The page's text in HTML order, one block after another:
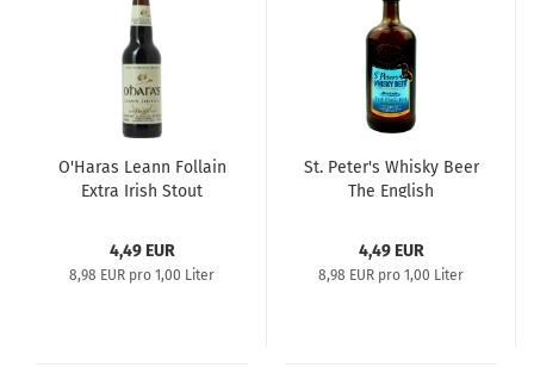
O'Haras Leann Follain
Extra Irish Stout
4,49 EUR
8,98 EUR pro 1,00 Liter
St. Peter's Whisky Beer
The English
4,49 EUR
8,98 EUR pro 1,00 Liter